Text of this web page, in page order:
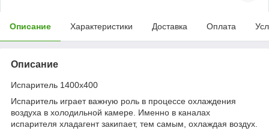
Описание Характеристики Доставка Оплата
Описание
Испаритель 1400х400
Испаритель играет важную роль в процессе охлаждения
воздуха в холодильной камере. Именно в каналах
испарителя хладагент закипает, тем самым, охлаждая воздух.